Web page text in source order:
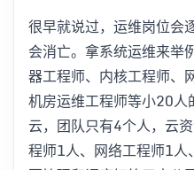
很早就说过，运维岗位会
会消亡。拿系统运维来举
器工程师、内核工程师、
机房运维工程师等小20
云，团队只有4个人，云
程师1人、网络工程师1